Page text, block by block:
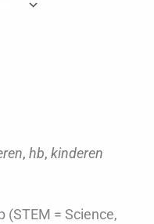
, hb, kinderen
= Science,